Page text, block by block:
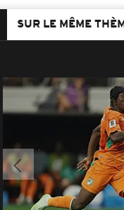
SUR LE MÊME